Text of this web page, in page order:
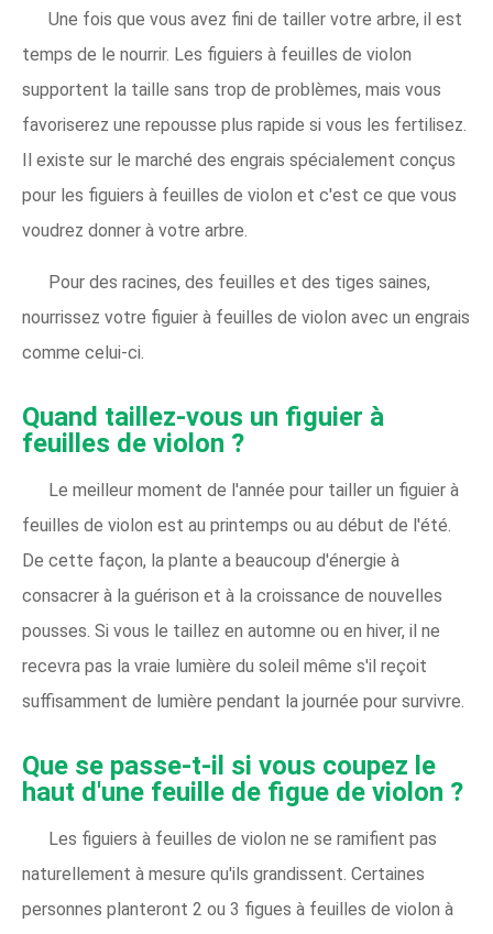
Une fois que vous avez fini de tailler votre arbre, il est
temps de le nourrir. Les figuiers à feuilles de violon
supportent la taille sans trop de problèmes, mais vous
favoriserez une repousse plus rapide si vous les fertilisez.
Il existe sur le marché des engrais spécialement conçus
pour les figuiers à feuilles de violon et c'est ce que vous
voudrez donner à votre arbre.
Pour des racines, des feuilles et des tiges saines,
nourrissez votre figuier à feuilles de violon avec un engrais
comme celui-ci.
Quand taillez-vous un figuier à
feuilles de violon ?
Le meilleur moment de l'année pour tailler un figuier à
feuilles de violon est au printemps ou au début de l'été.
De cette façon, la plante a beaucoup d'énergie à
consacrer à la guérison et à la croissance de nouvelles
pousses. Si vous le taillez en automne ou en hiver, il ne
recevra pas la vraie lumière du soleil même s'il reçoit
suffisamment de lumière pendant la journée pour survivre.
Que se passe-t-il si vous coupez le
haut d'une feuille de figue de violon ?
Les figuiers à feuilles de violon ne se ramifient pas
naturellement à mesure qu'ils grandissent. Certaines
personnes planteront 2 ou 3 figues à feuilles de violon à